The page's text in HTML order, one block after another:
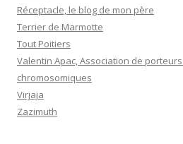
Réceptacle, le blog de mon père
Terrier de Marmotte
Tout Poitiers
Valentin Apac, Association de porteurs
chromosomiques
Virjaja
Zazimuth